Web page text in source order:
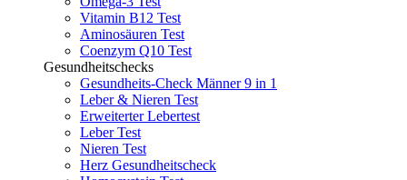
Vitamin B12 Test
Aminosäuren Test
Coenzym Q10 Test
Gesundheitschecks
Gesundheits-Check Männer 9 in 1
Leber & Nieren Test
Erweiterter Lebertest
Leber Test
Nieren Test
Herz Gesundheitscheck